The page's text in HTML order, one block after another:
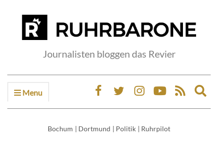
Journalisten bloggen das Revier
Menu
Bochum | Dortmund | Politik | Ruhrpilot